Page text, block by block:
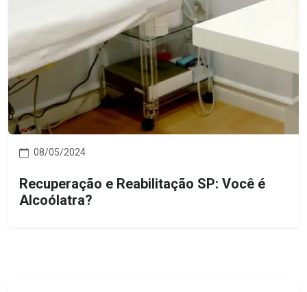
08/05/2024
Recuperação e Reabilitação SP: Você é
Alcoólatra?